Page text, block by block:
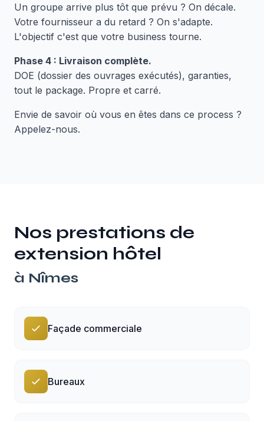
Un groupe arrive plus tôt que prévu ? On décale.
Votre fournisseur a du retard ? On s'adapte.
L'objectif c'est que votre business tourne.
Phase 4 : Livraison complète.
DOE (dossier des ouvrages exécutés), garanties,
tout le package. Propre et carré.
Envie de savoir où vous en êtes dans ce process ?
Appelez-nous.
Nos prestations de
extension hôtel
à Nîmes
Façade commerciale
Bureaux